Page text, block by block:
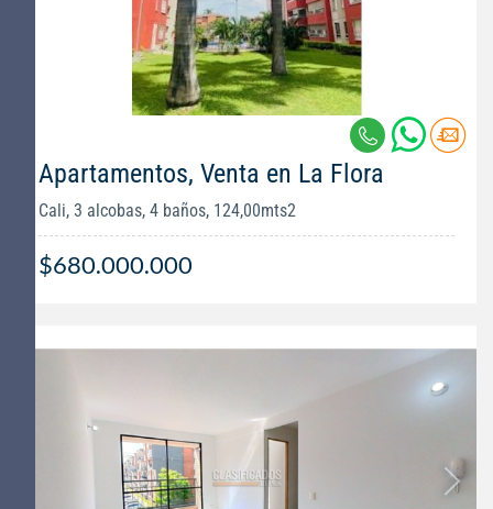
Apartamentos, Venta en La Flora
Cali, 3 alcobas, 4 baños, 124,00mts2
$680.000.000